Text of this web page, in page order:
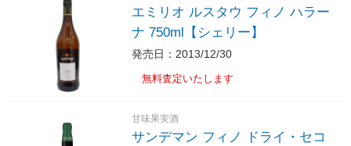
エミリオ ルスタウ フィノ ハラー
ナ 750ml【シェリー】
発売日：2013/12/30
無料査定いたします
甘味果実酒
サンデマン フィノ ドライ・セコ